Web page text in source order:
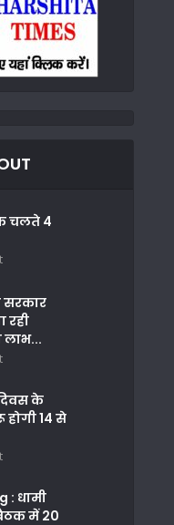
चलते 4
सरकार
रही
के
14 से
: धामी
में 20